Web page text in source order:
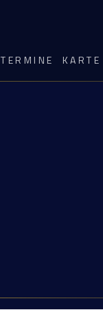
TERMINE KARTE